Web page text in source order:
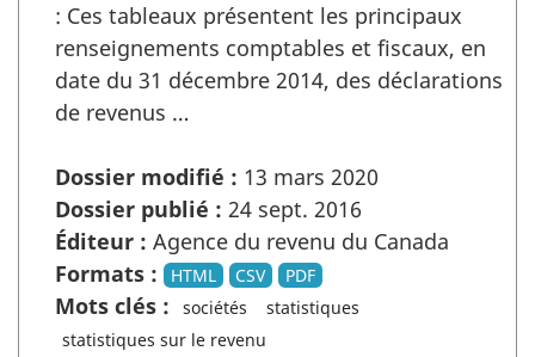
: Ces tableaux présentent les principaux
renseignements comptables et fiscaux, en
date du 31 décembre 2014, des déclarations
de revenus …
Dossier modifié : 13 mars 2020
Dossier publié : 24 sept. 2016
Éditeur : Agence du revenu du Canada
Formats :
HTML CSV PDF
Mots clés : sociétés
statistiques
statistiques sur le revenu